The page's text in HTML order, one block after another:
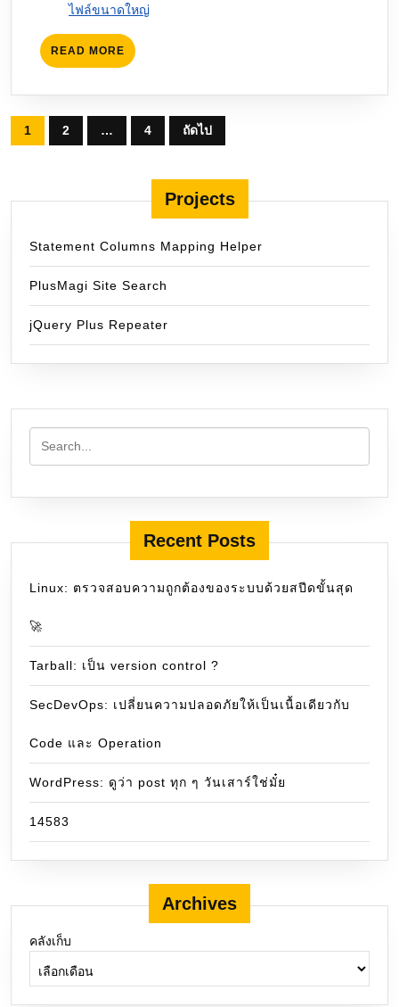
ไฟล์ขนาดใหญ่
READ MORE READ
MORE
Posts
pagination
1 2 … 4 ถัดไป
Projects
Statement Columns Mapping Helper
PlusMagi Site Search
jQuery Plus Repeater
Recent Posts
Linux: ตรวจสอบความถูกต้องของระบบด้วยสปีดขั้นสุด
🚀
Tarball: เป็น version control ?
SecDevOps: เปลี่ยนความปลอดภัยให้เป็นเนื้อเดียวกับ
Code และ Operation
WordPress: ดูว่า post ทุก ๆ วันเสาร์ใช่มั๋ย
14583
Archives
คลังเก็บ